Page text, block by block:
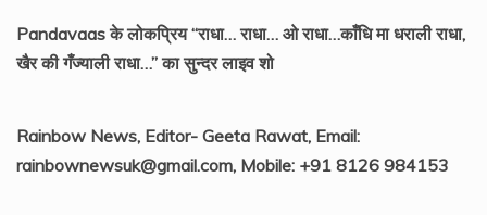
Pandavaas के लोकप्रिय “राधा… राधा… ओ राधा…काँधि मा धराली राधा,
खैर की गँज्याली राधा…” का सुन्दर लाइव शो
Rainbow News, Editor- Geeta Rawat, Email:
rainbownewsuk@gmail.com, Mobile: +91 8126 984153